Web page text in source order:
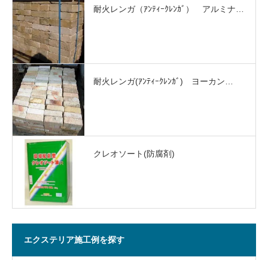
耐火レンガ（ｱﾝﾃｨｰｸﾚﾝｶﾞ） アルミナ…
耐火レンガ(ｱﾝﾃｨｰｸﾚﾝｶﾞ) ヨーカン…
クレオソート(防腐剤)
エクステリア施工例を探す